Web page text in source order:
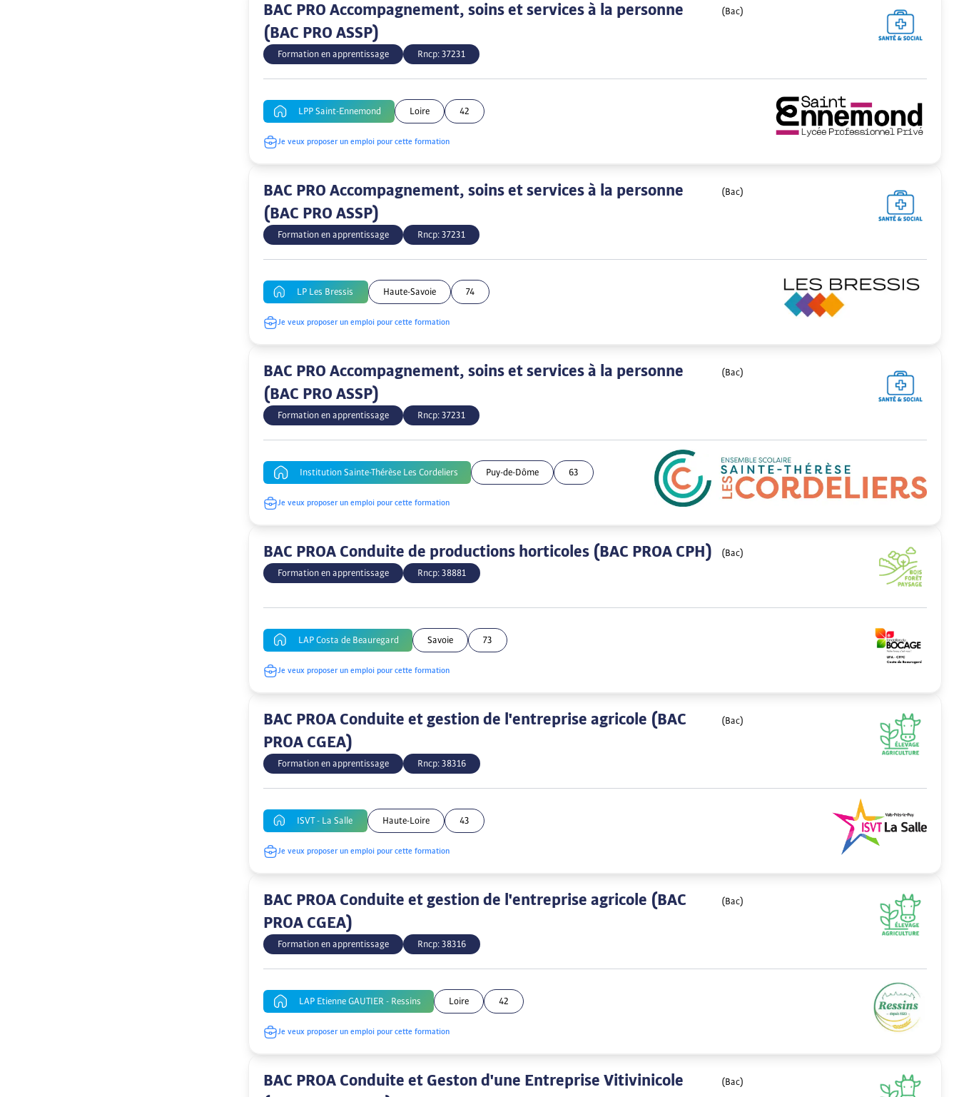
BAC PRO Accompagnement, soins et services à la personne
(BAC PRO ASSP)
(Bac)
Formation en apprentissage Rncp: 37231
LPP Saint-Ennemond Loire 42
Je veux proposer un emploi pour cette formation
BAC PRO Accompagnement, soins et services à la personne
(BAC PRO ASSP)
(Bac)
Formation en apprentissage Rncp: 37231
LP Les Bressis Haute-Savoie 74
Je veux proposer un emploi pour cette formation
BAC PRO Accompagnement, soins et services à la personne
(BAC PRO ASSP)
(Bac)
Formation en apprentissage Rncp: 37231
Institution Sainte-Thérèse Les Cordeliers Puy-de-Dôme 63
Je veux proposer un emploi pour cette formation
BAC PROA Conduite de productions horticoles (BAC PROA CPH)
(Bac)
Formation en apprentissage
Rncp: 38881
LAP Costa de Beauregard Savoie 73
Je veux proposer un emploi pour cette formation
BAC PROA Conduite et gestion de l'entreprise agricole (BAC
PROA CGEA)
(Bac)
Formation en apprentissage Rncp: 38316
ISVT - La Salle Haute-Loire 43
Je veux proposer un emploi pour cette formation
BAC PROA Conduite et gestion de l'entreprise agricole (BAC
PROA CGEA)
(Bac)
Formation en apprentissage Rncp: 38316
LAP Etienne GAUTIER - Ressins Loire 42
Je veux proposer un emploi pour cette formation
BAC PROA Conduite et Geston d'une Entreprise Vitivinicole
(Bac)